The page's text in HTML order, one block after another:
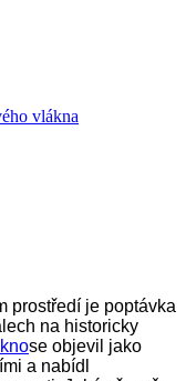
vlákna
prostředí je poptávka
na historicky
se objevil jako
a nabídl